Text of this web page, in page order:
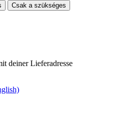
Csak a szükséges
deiner Lieferadresse